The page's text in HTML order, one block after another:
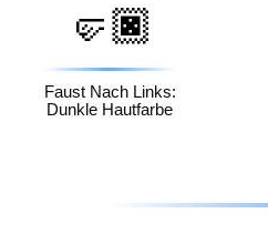
🤛🏿
Faust Nach Links:
Dunkle Hautfarbe